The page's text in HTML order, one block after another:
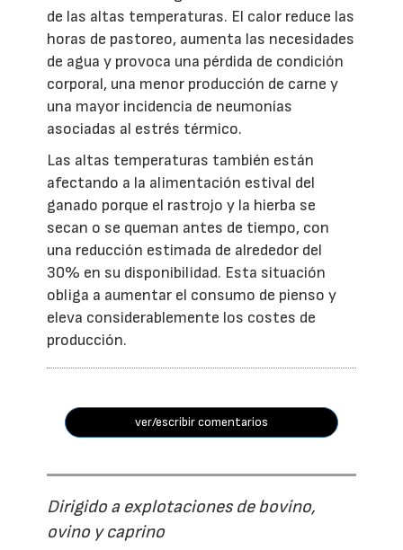
de las altas temperaturas. El calor reduce las
horas de pastoreo, aumenta las necesidades
de agua y provoca una pérdida de condición
corporal, una menor producción de carne y
una mayor incidencia de neumonías
asociadas al estrés térmico.
Las altas temperaturas también están
afectando a la alimentación estival del
ganado porque el rastrojo y la hierba se
secan o se queman antes de tiempo, con
una reducción estimada de alrededor del
30% en su disponibilidad. Esta situación
obliga a aumentar el consumo de pienso y
eleva considerablemente los costes de
producción.
ver/escribir comentarios
Dirigido a explotaciones de bovino,
ovino y caprino